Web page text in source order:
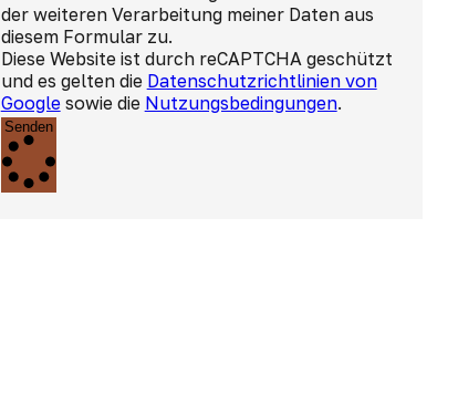
der weiteren Verarbeitung meiner Daten aus
diesem Formular zu.
Diese Website ist durch reCAPTCHA geschützt
und es gelten die Datenschutzrichtlinien von
Googlesowie die Nutzungsbedingungen.
Senden